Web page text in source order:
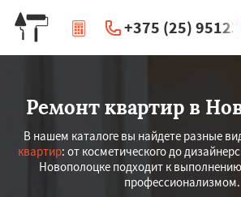
+375 (25)
| Перезвоните
Ремонт квартир в
В нашем каталоге вы найдете разные
квартир: от косметического до
Новополоцке подходит к
профессионализмом.